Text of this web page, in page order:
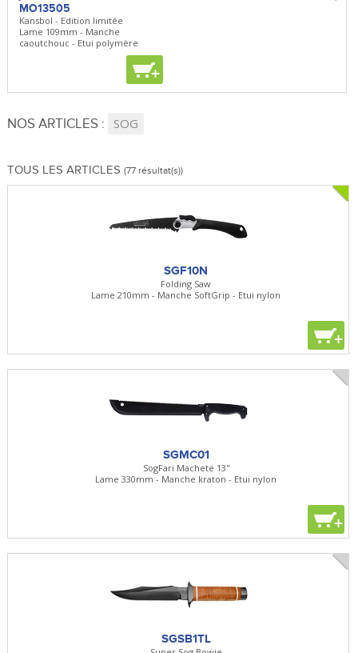
MO13505
Kansbol - Edition limitée
Lame 109mm - Manche
caoutchouc - Etui polymère
+
NOS ARTICLES : SOG
TOUS LES ARTICLES (77 résultat(s))
SGF10N
Folding Saw
Lame 210mm - Manche SoftGrip - Etui nylon
+
SGMC01
SogFari Machete 13''
Lame 330mm - Manche kraton - Etui nylon
+
SGSB1TL